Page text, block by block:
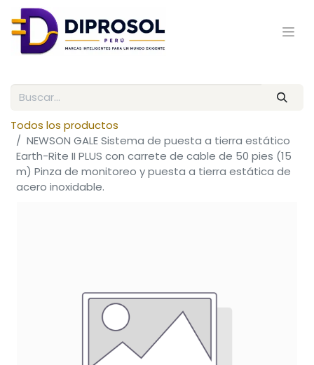
Todos los productos
NEWSON GALE Sistema de puesta a tierra estático
Earth-Rite II PLUS con carrete de cable de 50 pies (15
m) Pinza de monitoreo y puesta a tierra estática de
acero inoxidable.